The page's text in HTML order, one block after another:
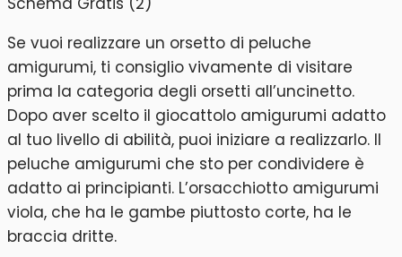
Se vuoi realizzare un orsetto di peluche
amigurumi, ti consiglio vivamente di visitare
prima la categoria degli orsetti all’uncinetto.
Dopo aver scelto il giocattolo amigurumi adatto
al tuo livello di abilità, puoi iniziare a realizzarlo. Il
peluche amigurumi che sto per condividere è
adatto ai principianti. L’orsacchiotto amigurumi
viola, che ha le gambe piuttosto corte, ha le
braccia dritte.